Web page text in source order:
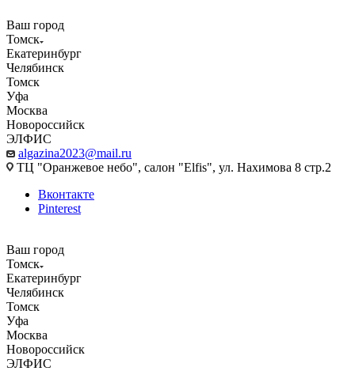
Ваш город
Томск
Екатеринбург
Челябинск
Томск
Уфа
Москва
Новороссийск
ЭЛФИС
algazina2023@mail.ru
ТЦ "Оранжевое небо", салон "Elfis", ул. Нахимова 8 стр.2
Вконтакте
Pinterest
Ваш город
Томск
Екатеринбург
Челябинск
Томск
Уфа
Москва
Новороссийск
ЭЛФИС